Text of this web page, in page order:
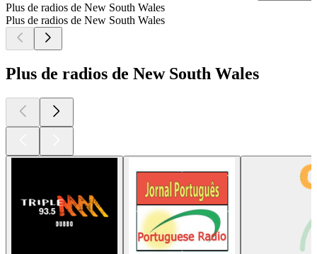
Plus de radios de New South Wales
Plus de radios de New South Wales
Plus de radios de New South Wales